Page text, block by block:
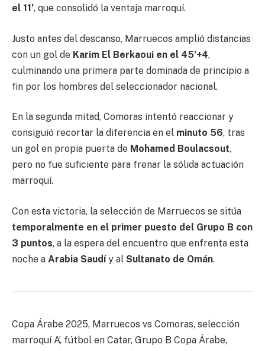
el 11’, que consolidó la ventaja marroquí.
Justo antes del descanso, Marruecos amplió distancias
con un gol de Karim El Berkaoui en el 45’+4,
culminando una primera parte dominada de principio a
fin por los hombres del seleccionador nacional.
En la segunda mitad, Comoras intentó reaccionar y
consiguió recortar la diferencia en el minuto 56, tras
un gol en propia puerta de Mohamed Boulacsout,
pero no fue suficiente para frenar la sólida actuación
marroquí.
Con esta victoria, la selección de Marruecos se sitúa
temporalmente en el primer puesto del Grupo B con
3 puntos, a la espera del encuentro que enfrenta esta
noche a Arabia Saudíy al Sultanato de Omán.
Copa Árabe 2025, Marruecos vs Comoras, selección
marroquí A’, fútbol en Catar, Grupo B Copa Árabe,